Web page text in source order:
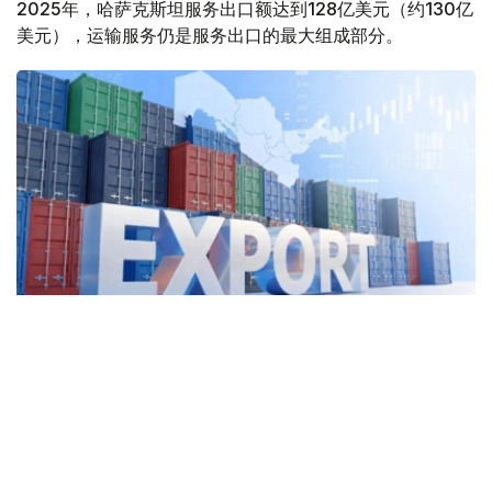
2025年，哈萨克斯坦服务出口额达到128亿美元（约130亿
美元），运输服务仍是服务出口的最大组成部分。